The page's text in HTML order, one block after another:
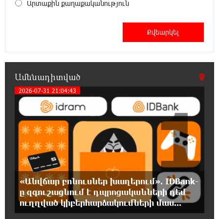
Ֆասթ Բանկը Սևան Ստարտափ Սամմիթին
ներկայացրել է իր պրոդուկտներն ու
14:40:31 6-08-2026
Ընդդիմությունը պետք է իր շուրջը
համախմբի արտախորհրդարանական բոլոր
ուժերին. Արեգ Սավգուլյան
14:34:52 6-08-2026
Կաթողիկոսի և հոգևոր դասի
ներկայացուցիչների նկատմամբ
հարուցված այս խայտառակ քրեական գործընթացը
իշխանության կողմից քաղաքական ուղիղ միջամտություն
է Եկեղեցու ներքին գործերին և ինքնավարությանը.
Ղահրամանյան
Արտաքին քաղաքականություն
Ամենադիտված
2026-07-31 21:04:43
«Անվճար բոնուսներ խաղերում». IDBank-
ը զգուշացնում է դպրոցականների դեմ
ուղղված կիբերհարձակումների մաս...
1